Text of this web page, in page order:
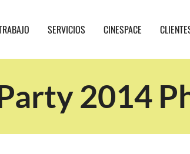
SERVICIOS CINESPACE
2014